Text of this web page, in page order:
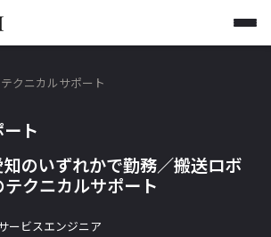
テクニカルサポート
ト
のいずれかで勤務／搬送ロボ
クニカルサポート
ービスエンジニア